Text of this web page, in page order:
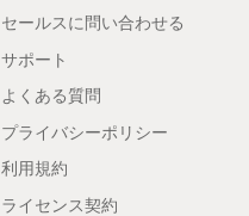
セールスに問い合わせる
サポート
よくある質問
プライバシーポリシー
利用規約
ライセンス契約